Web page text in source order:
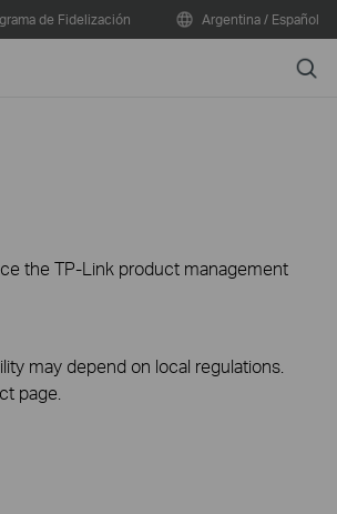
de Fidelización Argentina / Español
Search
the TP-Link product management
may depend on local regulations.
page.